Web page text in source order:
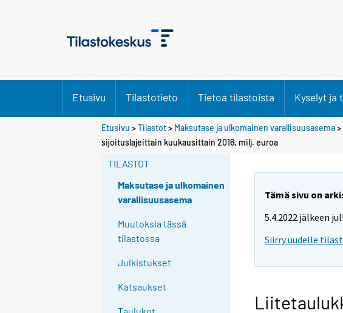
Etusivu Tilastotieto Tietoa tilastoista Kyselyt ja
Etusivu >Tilastot> Maksutase ja ulkomainen varallisuusasema>
sijoituslajeittain kuukausittain 2016, milj. euroa
TILASTOT
Maksutase ja ulkomainen
varallisuusasema
Muutoksia tässä
tilastossa
Julkistukset
Katsaukset
Tämä sivu on
5.4.2022 jälkeen
Siirry uudelle